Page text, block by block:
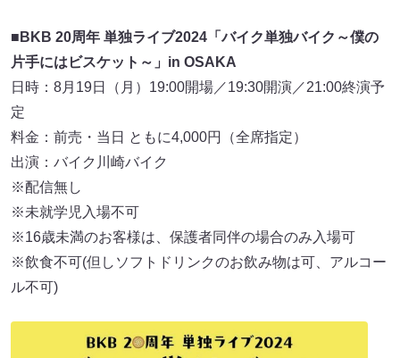
■BKB 20周年 単独ライブ2024「バイク単独バイク～僕の
片手にはビスケット～」in OSAKA
⽇時：8⽉19⽇（⽉）19:00開場／19:30開演／21:00終演予
定
料金：前売・当⽇ ともに4,000円（全席指定）
出演：バイク川崎バイク
※配信無し
※未就学児入場不可
※16歳未満のお客様は、保護者同伴の場合のみ入場可
※飲食不可(但しソフトドリンクのお飲み物は可、アルコー
ル不可)